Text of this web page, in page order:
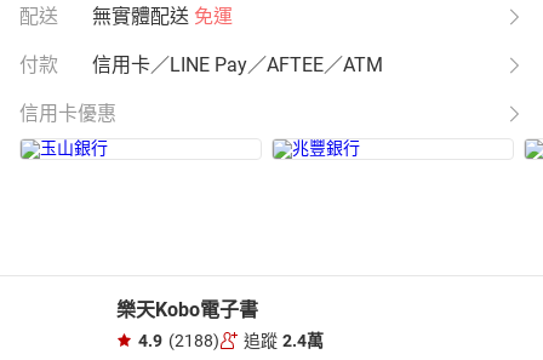
配送 無實體配送 免運
付款 信用卡／LINE Pay／AFTEE／ATM
信用卡優惠
樂天Kobo電子書
4.9 (2188) 追蹤 2.4萬